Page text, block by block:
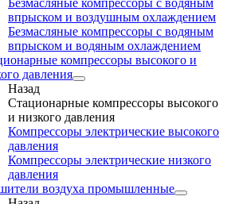
Безмасляные компрессоры с водяным
впрыском и воздушным охлаждением
Безмасляные компрессоры с водяным
впрыском и водяным охлаждением
компрессоры высокого и
давления
Назад
Стационарные компрессоры высокого
и низкого давления
Компрессоры электрические высокого
давления
Компрессоры электрические низкого
давления
воздуха промышленные